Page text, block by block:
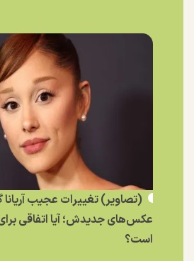
(تصاویر) تغییرات عجیب آریانا
عکس‌های جدیدش؛ آیا اتفاقی برای
است؟